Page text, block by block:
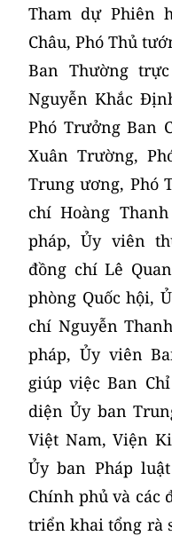
Tham dự Phiên
Châu, Phó Thủ
Ban Thường
Nguyễn Khắc
Phó Trưởng Ban
Xuân Trường,
Trung ương, Phó
chí Hoàng
pháp, Ủy viên
đồng chí Lê
phòng Quốc hội,
chí Nguyễn
pháp, Ủy viên
giúp việc Ban
diện Ủy ban
Việt Nam, Viện
Ủy ban Pháp
Chính phủ và
triển khai tổng rà